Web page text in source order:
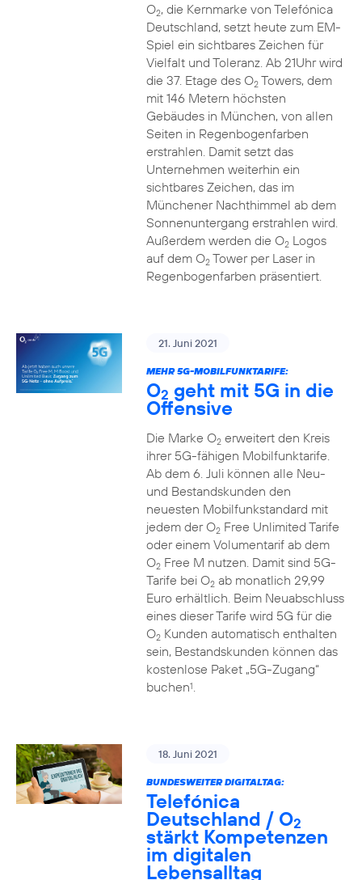
O2, die Kernmarke von Telefónica
Deutschland, setzt heute zum EM-
Spiel ein sichtbares Zeichen für
Vielfalt und Toleranz. Ab 21Uhr wird
die 37. Etage des O2Towers, dem
mit 146 Metern höchsten
Gebäudes in München, von allen
Seiten in Regenbogenfarben
erstrahlen. Damit setzt das
Unternehmen weiterhin ein
sichtbares Zeichen, das im
Münchener Nachthimmel ab dem
Sonnenuntergang erstrahlen wird.
Außerdem werden die O2Logos
auf dem O2Tower per Laser in
Regenbogenfarben präsentiert.
21. Juni 2021
MEHR 5G-MOBILFUNKTARIFE:
O2 geht mit 5G in die
Offensive
Die Marke O2erweitert den Kreis
ihrer 5G-fähigen Mobilfunktarife.
Ab dem 6. Juli können alle Neu-
und Bestandskunden den
neuesten Mobilfunkstandard mit
jedem der O2Free Unlimited Tarife
oder einem Volumentarif ab dem
O2Free M nutzen. Damit sind 5G-
Tarife bei O2ab monatlich 29,99
Euro erhältlich. Beim Neuabschluss
eines dieser Tarife wird 5G für die
O2Kunden automatisch enthalten
sein, Bestandskunden können das
kostenlose Paket „5G-Zugang“
buchen1.
18. Juni 2021
BUNDESWEITER DIGITALTAG:
Telefónica
Deutschland / O2
stärkt Kompetenzen
im digitalen
Lebensalltag